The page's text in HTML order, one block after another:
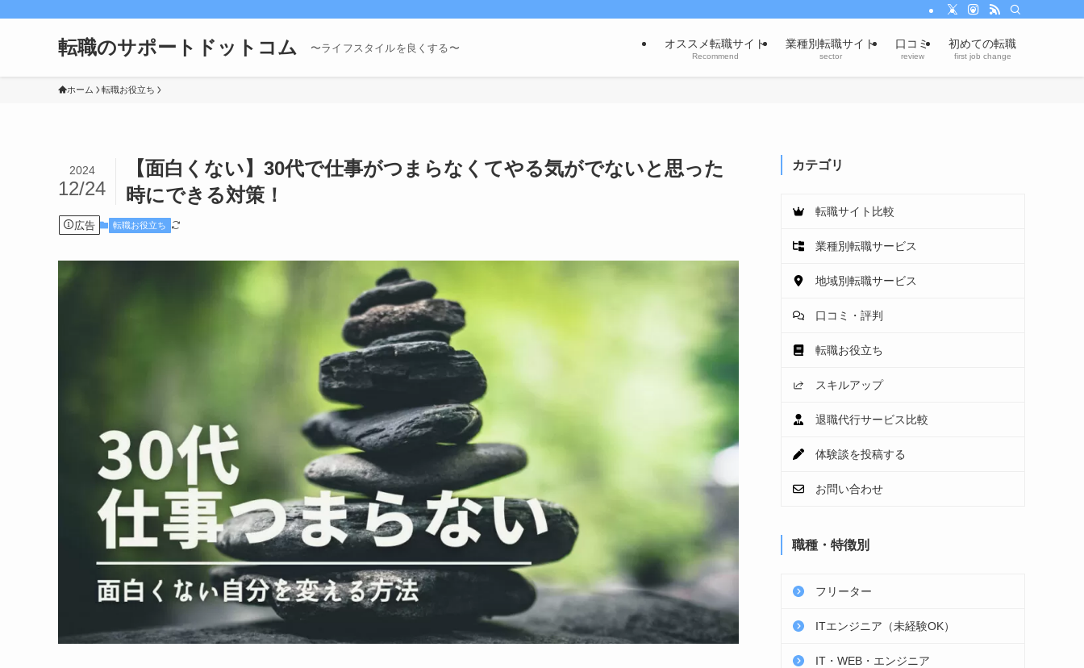
転職のサポートドットコム 〜ライフスタイルを良くする〜 オススメ転職サイト
Recommend
業種別転職サイト
sector
口コミ
review
初めての転職
first job change
ホーム 転職お役立ち
【面白くない】30代で仕事がつまらなくてやる気がでないと思った
時にできる対策！
2024
12/24
広告 転職お役立ち
カテゴリ
転職サイト比較
業種別転職サービス
地域別転職サービス
口コミ・評判
転職お役立ち
スキルアップ
退職代行サービス比較
体験談を投稿する
お問い合わせ
職種・特徴別
フリーター
ITエンジニア（未経験OK）
IT・WEB・エンジニア